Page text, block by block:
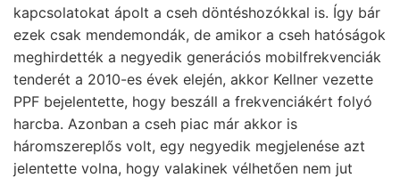
kapcsolatokat ápolt a cseh döntéshozókkal is. Így bár
ezek csak mendemondák, de amikor a cseh hatóságok
meghirdették a negyedik generációs mobilfrekvenciák
tenderét a 2010-es évek elején, akkor Kellner vezette
PPF bejelentette, hogy beszáll a frekvenciákért folyó
harcba. Azonban a cseh piac már akkor is
háromszereplős volt, egy negyedik megjelenése azt
jelentette volna, hogy valakinek vélhetően nem jut